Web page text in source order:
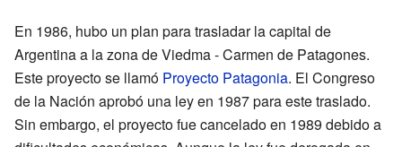
En 1986, hubo un plan para trasladar la capital de
Argentina a la zona de Viedma - Carmen de Patagones.
Este proyecto se llamó Proyecto Patagonia. El Congreso
de la Nación aprobó una ley en 1987 para este traslado.
Sin embargo, el proyecto fue cancelado en 1989 debido a